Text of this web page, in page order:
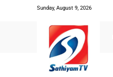
Sunday, August 9, 2026